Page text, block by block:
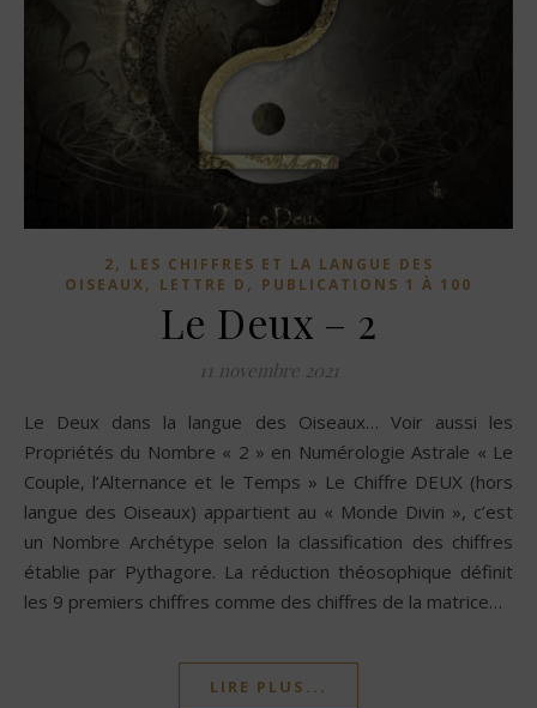
2, LES CHIFFRES ET LA LANGUE DES
OISEAUX, LETTRE D , PUBLICATIONS 1 À 100
Le Deux – 2
11 novembre 2021
Le Deux dans la langue des Oiseaux… Voir aussi les
Propriétés du Nombre « 2 » en Numérologie Astrale « Le
Couple, l’Alternance et le Temps » Le Chiffre DEUX (hors
langue des Oiseaux) appartient au « Monde Divin », c’est
un Nombre Archétype selon la classification des chiffres
établie par Pythagore. La réduction théosophique définit
les 9 premiers chiffres comme des chiffres de la matrice…
LIRE PLUS...